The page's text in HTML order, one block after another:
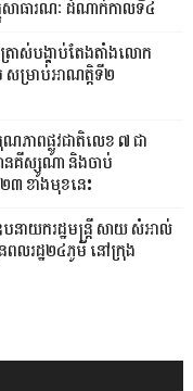
សាធារណៈ ដំណាក់កាលទី៤
រាស់បង្គាប់តែងតាំងលោក
សម្រាប់អាណត្តិទី២
ាពផ្លូវជាតិលេខ ៧ ជា
នគីស្សូណា និងចាប់
២៣ ខាងមុខនេះ
នាយករដ្ឋមន្ដ្រី សាយ សំអាល់
ពលរដ្ឋ២៤ភូមិ នៅក្រុង